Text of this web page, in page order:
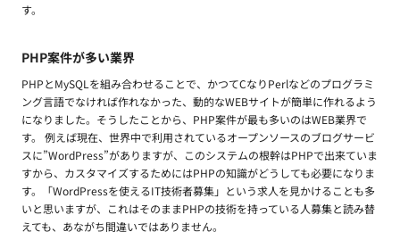
す。
PHP案件が多い業界
PHPとMySQLを組み合わせることで、かつてCなりPerlなどのプログラミ
ング言語でなければ作れなかった、動的なWEBサイトが簡単に作れるよう
になりました。そうしたことから、PHP案件が最も多いのはWEB業界で
す。 例えば現在、世界中で利用されているオープンソースのブログサービ
スに”WordPress”がありますが、このシステムの根幹はPHPで出来ていま
すから、カスタマイズするためにはPHPの知識がどうしても必要になりま
す。「WordPressを使えるIT技術者募集」という求人を見かけることも多
いと思いますが、これはそのままPHPの技術を持っている人募集と読み替
えても、あながち間違いではありません。